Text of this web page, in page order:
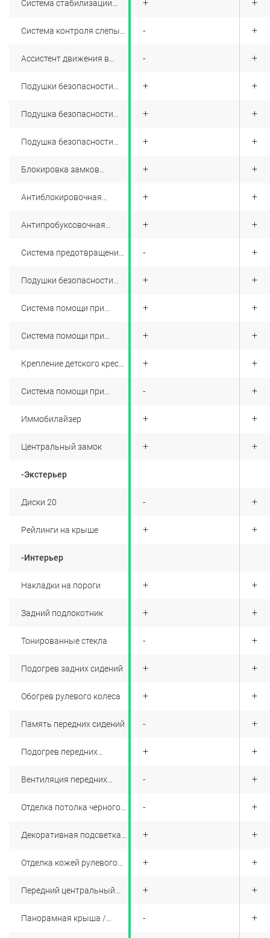
Система стабилизации
Система контроля слепых
Ассистент движения в
Подушки безопасности
Подушка безопасности
Подушка безопасности
Блокировка замков
Антиблокировочная
Антипробуксовочная
Система предотвращения
Подушки безопасности
Система помощи при
Система помощи при
Крепление детского кресла
Система помощи при
Иммобилайзер
Центральный замок
-Экстерьер
Диски 20
Рейлинги на крыше
-Интерьер
Накладки на пороги
Задний подлокотник
Тонированные стекла
Подогрев задних сидений
Обогрев рулевого колеса
Память передних сидений
Подогрев передних
Вентиляция передних
Отделка потолка черного
Декоративная подсветка
Отделка кожей рулевого
Передний центральный
Панорамная крыша /
+
+
+
+
+
+
+
+
+
+
+
+
+
+
+
+
+
+
+
+
+
+
+
+
+
+
+
+
+
+
+
+
+
-
-
+
+
+
+
+
+
-
+
+
+
+
-
+
+
-
+
+
+
-
+
+
-
+
-
-
+
+
+
-
+
+
+
+
+
+
+
+
+
+
+
+
+
+
+
+
+
+
+
+
+
+
+
+
+
+
+
+
+
+
+
+